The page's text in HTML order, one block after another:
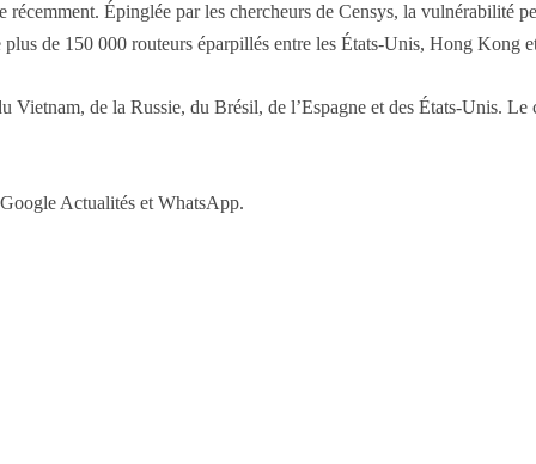
récemment. Épinglée par les chercheurs de Censys, la vulnérabilité
de 150 000 routeurs éparpillés entre les États-Unis, Hong Kong
de la Russie, du Brésil, de l’Espagne et des États-Unis.
Actualités et WhatsApp.